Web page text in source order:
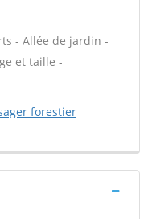
- Allée de jardin -
et taille -
forestier